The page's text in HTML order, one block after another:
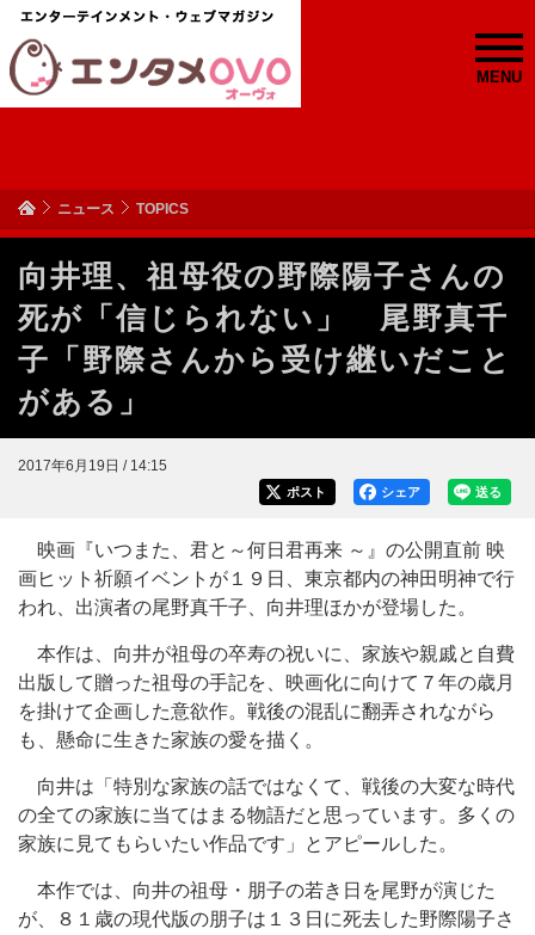
MENU
ニュース TOPICS
向井理、祖母役の野際陽子さんの
死が「信じられない」 尾野真千
子「野際さんから受け継いだこと
がある」
2017年6月19日 / 14:15
送る
シェア
ポスト
映画『いつまた、君と～何日君再来 ～』の公開直前 映
画ヒット祈願イベントが１９日、東京都内の神田明神で行
われ、出演者の尾野真千子、向井理ほかが登場した。
本作は、向井が祖母の卒寿の祝いに、家族や親戚と自費
出版して贈った祖母の手記を、映画化に向けて７年の歳月
を掛けて企画した意欲作。戦後の混乱に翻弄されながら
も、懸命に生きた家族の愛を描く。
向井は「特別な家族の話ではなくて、戦後の大変な時代
の全ての家族に当てはまる物語だと思っています。多くの
家族に見てもらいたい作品です」とアピールした。
本作では、向井の祖母・朋子の若き日を尾野が演じた
が、８１歳の現代版の朋子は１３日に死去した野際陽子さ